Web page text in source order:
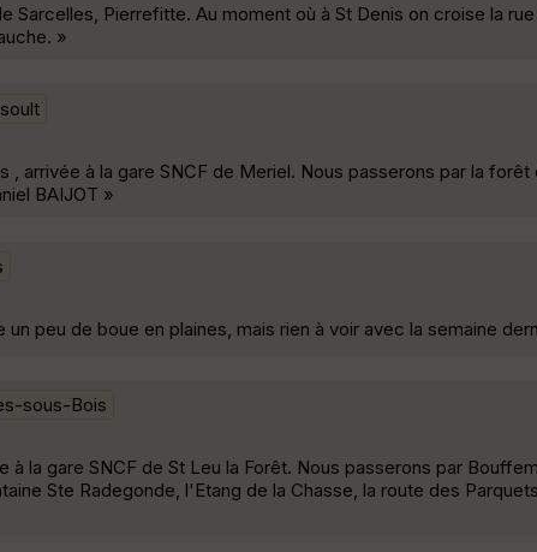
Sarcelles, Pierrefitte. Au moment où à St Denis on croise la
»
arrivée à la gare SNCF de Meriel. Nous passerons par la forêt
BAIJOT »
peu de boue en plaines, mais rien à voir avec la semaine
sous-Bois
à la gare SNCF de St Leu la Forêt. Nous passerons par
Ste Radegonde, l'Etang de la Chasse, la route des